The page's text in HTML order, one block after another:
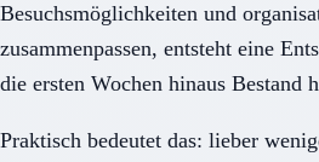
Besuchsmöglichkeiten und
zusammenpassen, entsteht eine
die ersten Wochen hinaus Bestand
Praktisch bedeutet das: lieber